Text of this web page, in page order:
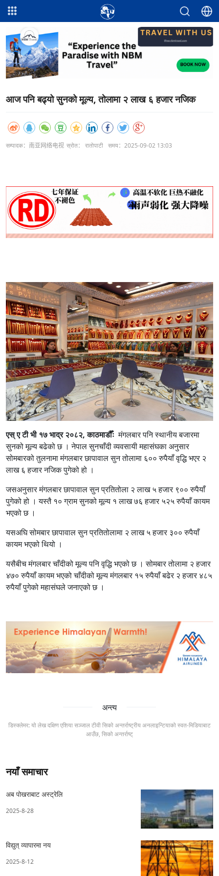
आज पनि बढ्यो सुनको मूल्य, तोलामा २ लाख ६ हजार नजिक
सम्पादक：南亚网络电视 स्रोत： रातोपाटी समय：2025-09-02 13:03
एस् ए टी भी १७ भाद्र २०८२, काठमाडौँः मंगलबार पनि स्थानीय बजारमा
सुनको मूल्य बढेको छ । नेपाल सुनचाँदी व्यवसायी महासंघका अनुसार
सोमबारको तुलनामा मंगलबार छापावाल सुन तोलामा ६०० रुपैयाँ वृद्धि भएर २
लाख ६ हजार नजिक पुगेको हो ।
जसअनुसार मंगलबार छापावाल सुन प्रतितोला २ लाख ५ हजार ९०० रुपैयाँ
पुगेको हो । यस्तै १० ग्राम सुनको मूल्य १ लाख ७६ हजार ५२५ रुपैयाँ कायम
भएको छ ।
यसअघि सोमबार छापावाल सुन प्रतितोलामा २ लाख ५ हजार ३०० रुपैयाँ
कायम भएको थियो ।
यसैबीच मंगलबार चाँदीको मूल्य पनि वृद्धि भएको छ । सोमबार तोलामा २ हजार
४७० रुपैयाँ कायम भएको चाँदीको मूल्य मंगलबार १५ रुपैयाँ बढेर २ हजार ४८५
रुपैयाँ पुगेको महासंघले जनाएको छ ।
अन्त्य
डिस्क्लेमर: यो लेख दक्षिण एशिया सञ्जाल टीवी सिको अन्तर्राष्ट्रीय अनलाइन्टियाको स्वत-मिडियाबाट
आउँछ, सिको अन्तर्राष्ट्
नयाँ समाचार
अब पोखराबाट अस्ट्रेलि
2025-8-28
विद्युत् व्यापारमा नय
2025-8-12